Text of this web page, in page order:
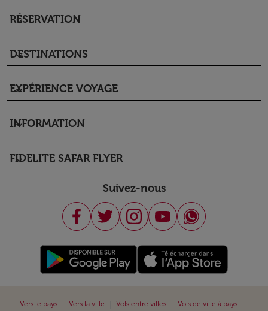
RÉSERVATION
keyboard_arrow_down
DESTINATIONS
keyboard_arrow_down
EXPÉRIENCE VOYAGE
keyboard_arrow_down
INFORMATION
keyboard_arrow_down
FIDELITE SAFAR FLYER
keyboard_arrow_down
Suivez-nous
Vers le pays Vers la ville Vols entre villes Vols de ville à pays